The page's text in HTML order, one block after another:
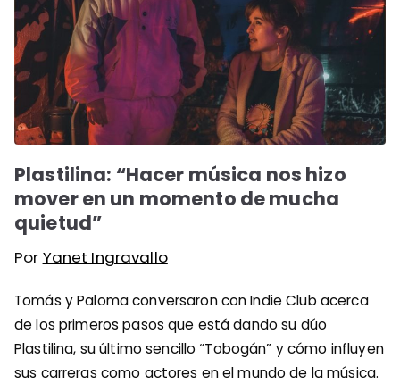
Plastilina: “Hacer música nos hizo
mover en un momento de mucha
quietud”
Por Yanet Ingravallo
Tomás y Paloma conversaron con Indie Club acerca
de los primeros pasos que está dando su dúo
Plastilina, su último sencillo “Tobogán” y cómo influyen
sus carreras como actores en el mundo de la música.